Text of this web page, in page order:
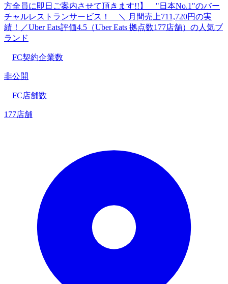
方全員に即日ご案内させて頂きます!!】 "日本No.1"のバー
チャルレストランサービス！ ＼ 月間売上711,720円の実
績！／Uber Eats評価4.5（Uber Eats 拠点数177店舗）の人気ブ
ランド
FC契約企業数
非公開
FC店舗数
177店舗